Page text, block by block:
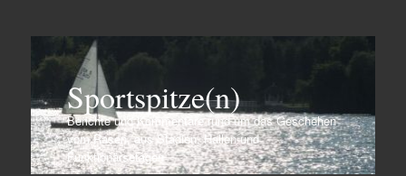
Sportspitze(n)
Berichte und Kommentare rund um das Geschehen
vom Rasen, aus Stadien, Hallen und
Funktionärsetagen